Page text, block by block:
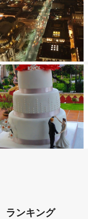
ランキング